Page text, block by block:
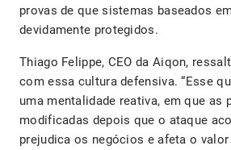
provas de que sistemas baseados
devidamente protegidos.
Thiago Felippe, CEO da Aiqon,
com essa cultura defensiva. “Esse
uma mentalidade reativa, em que as
modificadas depois que o ataque
prejudica os negócios e afeta o valor